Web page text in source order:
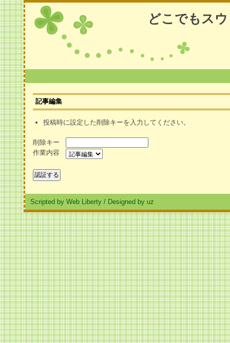
どこでもス
記事編集
投稿時に設定した削除キーを入力してください。
削除キー
作業内容
Scripted by Web Liberty / Designed by uz